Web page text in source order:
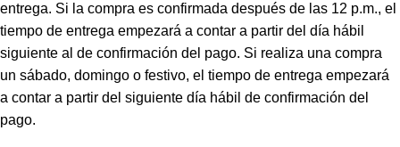
entrega. Si la compra es confirmada después de las 12 p.m., el
tiempo de entrega empezará a contar a partir del día hábil
siguiente al de confirmación del pago. Si realiza una compra
un sábado, domingo o festivo, el tiempo de entrega empezará
a contar a partir del siguiente día hábil de confirmación del
pago.